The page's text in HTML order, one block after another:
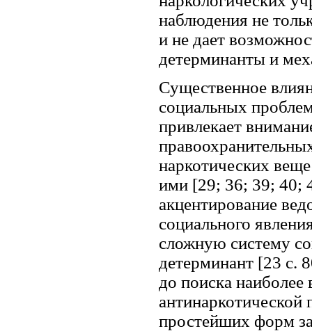
наблюдения не
и не дает
детерминанты и
Существенное
социальных
привлекает
наркотических
ими [29; 36; 39; 40;
акцентирование
социального
сложную систему
детерминант [23 с.
до поиска
простейших форм